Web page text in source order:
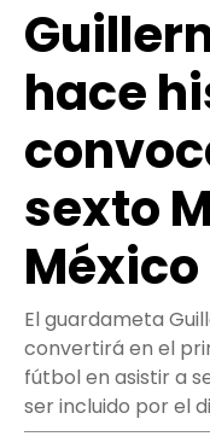
hace
sexto
México
El guardameta
convertirá en el
fútbol en asistir a
ser incluido por el